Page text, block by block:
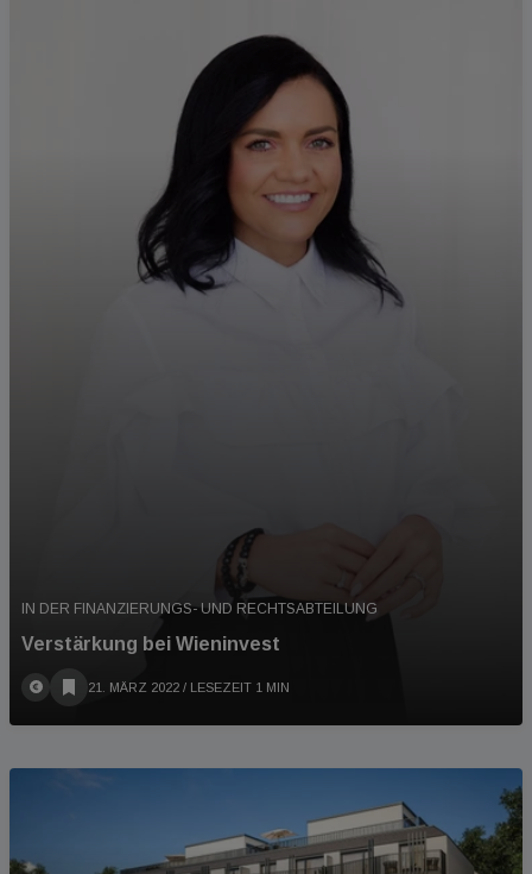
IN DER FINANZIERUNGS- UND RECHTSABTEILUNG
Verstärkung bei Wieninvest
21. MÄRZ 2022 / LESEZEIT 1 MIN